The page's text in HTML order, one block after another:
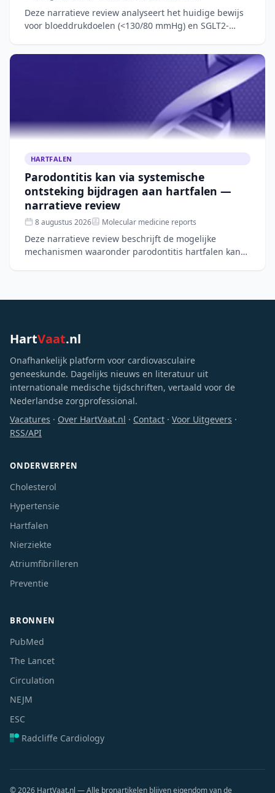
Deze narratieve review analyseert het huidige bewijs
voor bloeddrukdoelen (<130/80 mmHg) en SGLT2-
HARTFALEN
Parodontitis kan via systemische
ontsteking bijdragen aan hartfalen —
narratieve review
8 augustus 2026 Molecular medicine reports
Deze narratieve review beschrijft de mogelijke
mechanismen waaronder parodontitis hartfalen kan
HartVaat.nl
Onafhankelijk platform voor cardiovasculaire
geneeskunde. Dagelijks nieuws en literatuur uit
internationale medische tijdschriften, vertaald voor de
Nederlandse zorgprofessional.
Vacatures · Over HartVaat.nl · Contact · Voor Uitgevers ·
RSS/API
ONDERWERPEN
Cholesterol
Hypertensie
Hartfalen
Nierziekte
Atriumfibrilleren
Preventie
BRONNEN
PubMed
The Lancet
Circulation
NEJM
ESC
Radcliffe Cardiology
© 2026 HartVaat.nl — Alle bronartikelen blijven eigendom van de